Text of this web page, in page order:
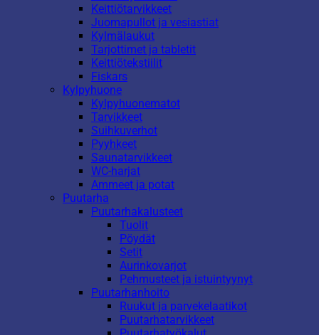
Keittiötarvikkeet
Juomapullot ja vesiastiat
Kylmälaukut
Tarjottimet ja tabletit
Keittiötekstiilit
Fiskars
Kylpyhuone
Kylpyhuonematot
Tarvikkeet
Suihkuverhot
Pyyhkeet
Saunatarvikkeet
WC-harjat
Ammeet ja potat
Puutarha
Puutarhakalusteet
Tuolit
Pöydät
Setit
Aurinkovarjot
Pehmusteet ja istuintyynyt
Puutarhanhoito
Ruukut ja parvekelaatikot
Puutarhatarvikkeet